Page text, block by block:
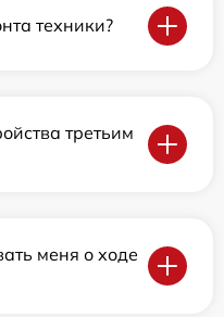
техники?
третьим
меня о ходе